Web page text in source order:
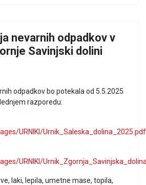
nevarnih odpadkov v
Savinjski dolini
odpadkov bo potekala od 5.5.2025
razporedu:
URNIKI/Urnik_Saleska_dolina_2025.pdf
URNIKI/
laki, lepila, umetne mase, topila,